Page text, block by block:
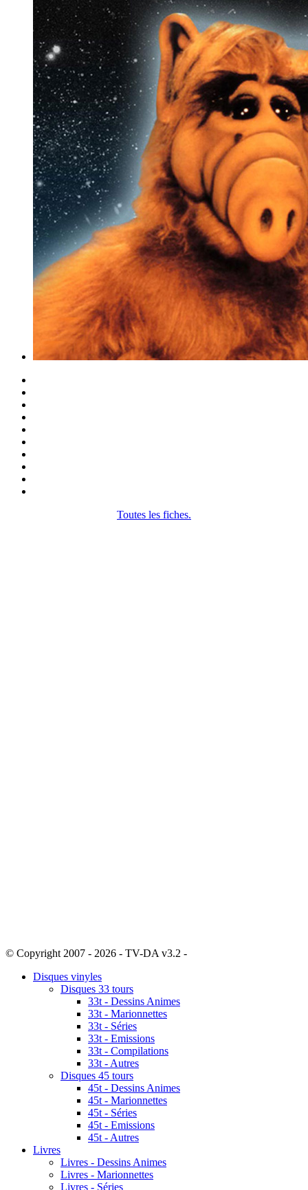
Toutes les fiches.
© Copyright 2007 - 2026 - TV-DA v3.2 -
Disques vinyles
Disques 33 tours
33t - Dessins Animes
33t - Marionnettes
33t - Séries
33t - Emissions
33t - Compilations
33t - Autres
Disques 45 tours
45t - Dessins Animes
45t - Marionnettes
45t - Séries
45t - Emissions
45t - Autres
Livres
Livres - Dessins Animes
Livres - Marionnettes
Livres - Séries